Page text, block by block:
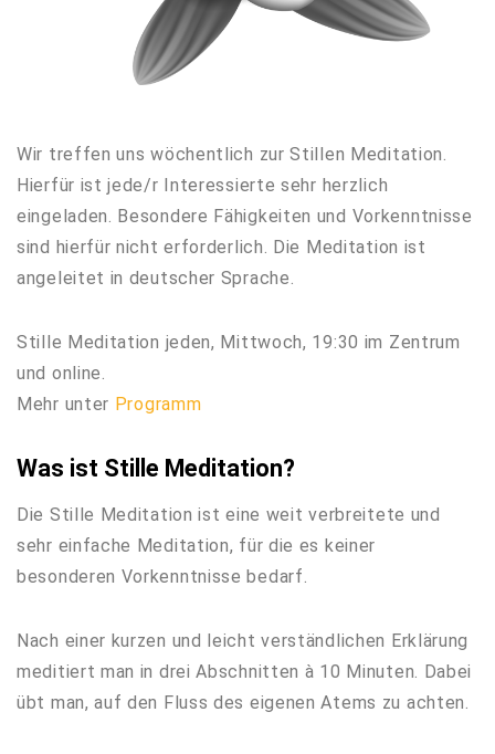
Wir treffen uns wöchentlich zur Stillen Meditation.
Hierfür ist jede/r Interessierte sehr herzlich
eingeladen. Besondere Fähigkeiten und Vorkenntnisse
sind hierfür nicht erforderlich. Die Meditation ist
angeleitet in deutscher Sprache.
Stille Meditation jeden, Mittwoch, 19:30 im Zentrum
und online.
Mehr unter Programm
Was ist Stille Meditation?
Die Stille Meditation ist eine weit verbreitete und
sehr einfache Meditation, für die es keiner
besonderen Vorkenntnisse bedarf.
Nach einer kurzen und leicht verständlichen Erklärung
meditiert man in drei Abschnitten à 10 Minuten. Dabei
übt man, auf den Fluss des eigenen Atems zu achten.